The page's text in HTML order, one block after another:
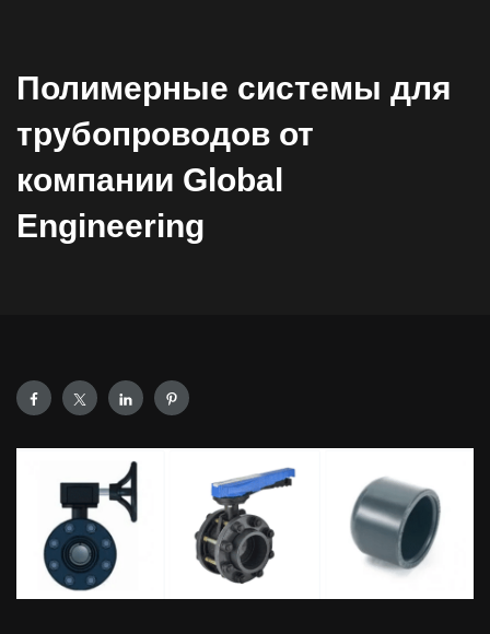
Полимерные системы для
трубопроводов от
компании Global
Engineering